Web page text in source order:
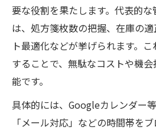
要な役割を果たします。代表的
は、処方箋枚数の把握、在庫の
ト最適化などが挙げられます。
することで、無駄なコストや機
能です。
具体的には、Googleカレンダー
「メール対応」などの時間帯を